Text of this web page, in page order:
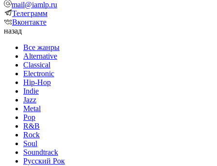
mail@iamlp.ru
Телеграмм
Вконтакте
назад
Все жанры
Alternative
Classical
Electronic
Hip-Hop
Indie
Jazz
Metal
Pop
R&B
Rock
Soul
Soundtrack
Русский Рок